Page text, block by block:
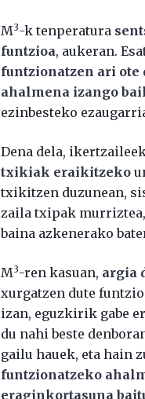
M3-k tenperatura
funtzioa, aukeran.
funtzionatzen ari ote
ahalmena izango
ezinbesteko
Dena dela,
txikiak eraikitzeko
txikitzen duzunean,
zaila txipak
baina azkenerako
M3-ren kasuan, argia
xurgatzen dute
izan, eguzkirik gabe
du nahi beste
gailu hauek, eta hain
funtzionatzeko
eraginkortasuna